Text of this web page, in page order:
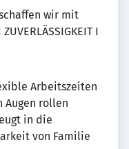
wir mit
I
Arbeitszeiten
Augen rollen
in die
von Familie